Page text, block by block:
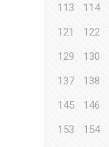
113
114
121
122
129
130
137
138
145
146
153
154